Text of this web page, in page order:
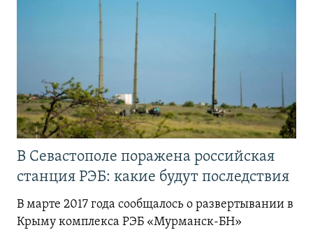
В Севастополе поражена российская
станция РЭБ: какие будут последствия
В марте 2017 года сообщалось о развертывании в
Крыму комплекса РЭБ «Мурманск-БН»